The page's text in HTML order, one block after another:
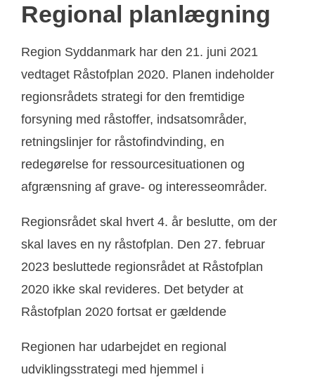
Regional planlægning
Region Syddanmark har den 21. juni 2021
vedtaget Råstofplan 2020. Planen indeholder
regionsrådets strategi for den fremtidige
forsyning med råstoffer, indsatsområder,
retningslinjer for råstofindvinding, en
redegørelse for ressourcesituationen og
afgrænsning af grave- og interesseområder.
Regionsrådet skal hvert 4. år beslutte, om der
skal laves en ny råstofplan. Den 27. februar
2023 besluttede regionsrådet at Råstofplan
2020 ikke skal revideres. Det betyder at
Råstofplan 2020 fortsat er gældende
Regionen har udarbejdet en regional
udviklingsstrategi med hjemmel i